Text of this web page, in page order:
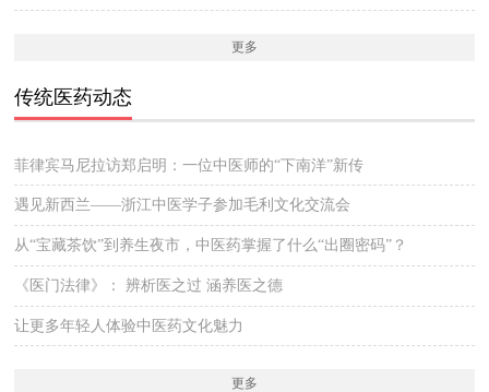
更多
传统医药动态
菲律宾马尼拉访郑启明：一位中医师的“下南洋”新传
遇见新西兰——浙江中医学子参加毛利文化交流会
从“宝藏茶饮”到养生夜市，中医药掌握了什么“出圈密码”？
《医门法律》： 辨析医之过 涵养医之德
让更多年轻人体验中医药文化魅力
更多